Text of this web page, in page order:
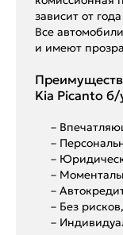
зависит от
Все
и имеют
Kia Picanto б/
–
–
–
–
–
– Без
–